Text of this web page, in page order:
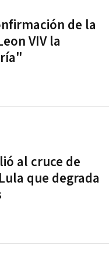
de la
VIV la
al cruce de
que degrada